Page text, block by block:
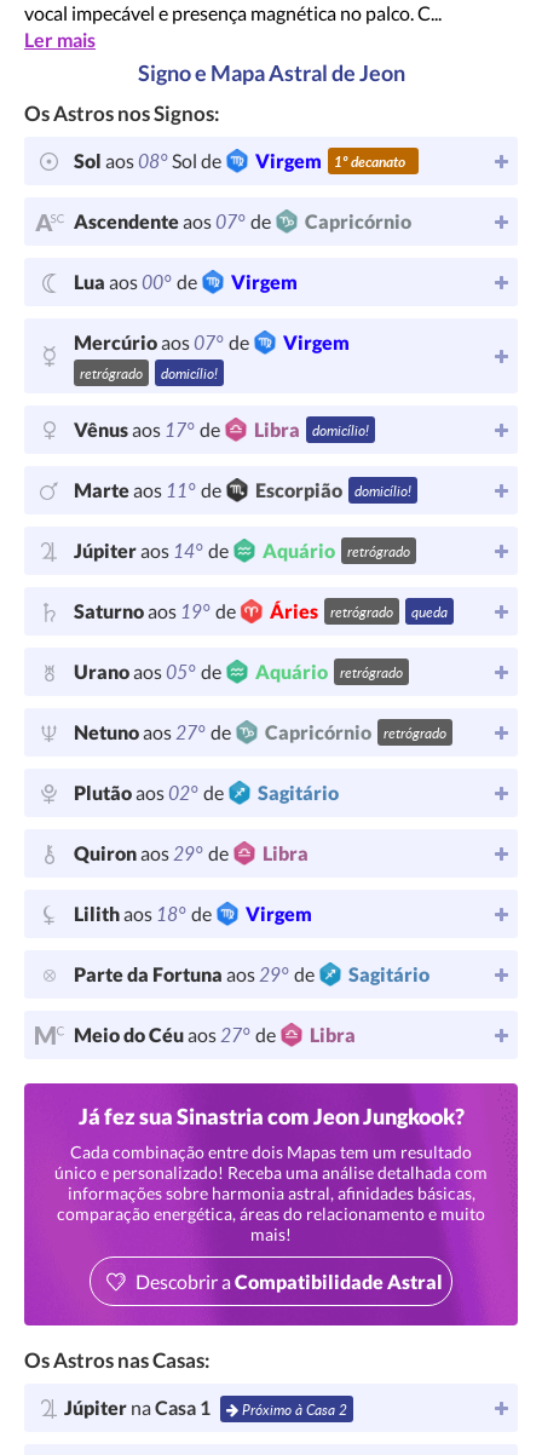
vocal impecável e presença magnética no palco. C...
Ler mais
Signo e Mapa Astral de Jeon
Os Astros nos Signos:
Sol aos08°Sol de Virgem 1º decanato
Ascendenteaos07° de Capricórnio
Lua aos00° de Virgem
Mercúrioaos07° de Virgem
retrógrado domicílio!
Vênusaos 17° de Libra domicílio!
Marteaos 11° de Escorpião domicílio!
Júpiteraos 14° de Aquário retrógrado
Saturnoaos 19° de Áries retrógrado queda
Uranoaos05° de Aquário retrógrado
Netunoaos27° de Capricórnio retrógrado
Plutãoaos02° de Sagitário
Quironaos29° de Libra
Lilithaos 18° de Virgem
Parte da Fortuna aos29° de Sagitário
Meio do Céuaos27° de Libra
Já fez sua Sinastria com Jeon Jungkook?
Cada combinação entre dois Mapas tem um resultado
único e personalizado! Receba uma análise detalhada com
informações sobre harmonia astral, afinidades básicas,
comparação energética, áreas do relacionamento e muito
mais!
Descobrir aCompatibilidade Astral
Os Astros nas Casas:
Júpiter naCasa 1 Próximo à Casa 2